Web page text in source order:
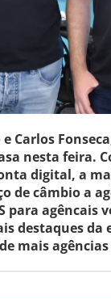
Carlos
nesta feira.
digital, a
de câmbio a
para agêncais
destaques da
mais